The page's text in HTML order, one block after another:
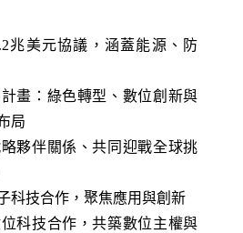
兆美元協議，涵蓋能源、防
畫：綠色轉型、數位創新與
局
夥伴關係、共同迎戰全球挑
科技合作，聚焦應用與創新
科技合作，共築數位主權與